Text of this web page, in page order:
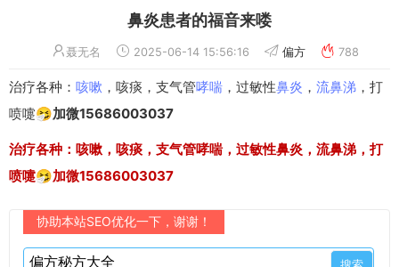
鼻炎患者的福音来喽
聂无名 2025-06-14 15:56:16 偏方 788
治疗各种： 咳嗽 ，咳痰，支气管哮喘 ，过敏性鼻炎 ， 流鼻涕 ，打
喷嚏🤧加微15686003037
治疗各种：咳嗽，咳痰，支气管哮喘，过敏性鼻炎，流鼻涕，打
喷嚏🤧加微15686003037
协助本站SEO优化一下，谢谢！